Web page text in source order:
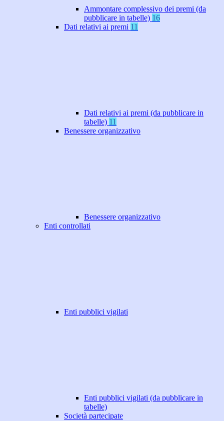
Ammontare complessivo dei premi (da
pubblicare in tabelle) 16
Dati relativi ai premi 11
Dati relativi ai premi (da pubblicare in
tabelle) 11
Benessere organizzativo
Benessere organizzativo
Enti controllati
Enti pubblici vigilati
Enti pubblici vigilati (da pubblicare in
tabelle)
Società partecipate